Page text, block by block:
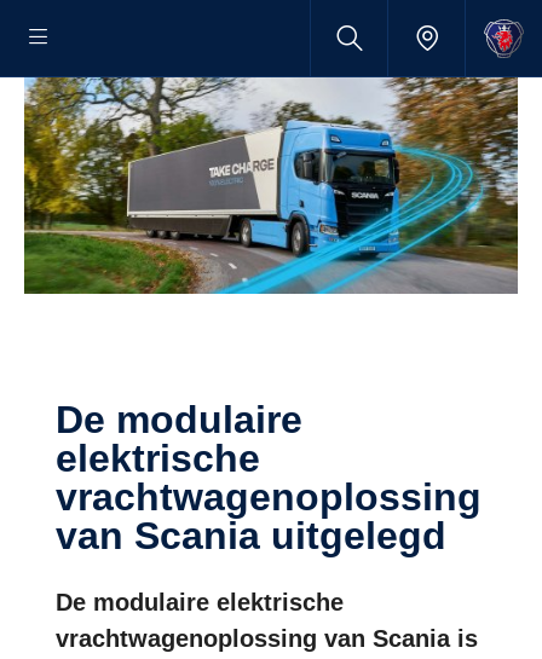
De modulaire
elektrische
vrachtwagenoplossing
van Scania uitgelegd
De modulaire elektrische
vrachtwagenoplossing van Scania is